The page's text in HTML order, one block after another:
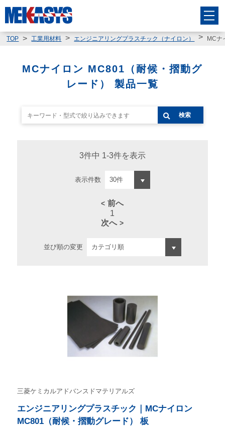
TOP 工業用材料 エンジニアリングプラスチック（ナイロン） MCナ
MCナイロン MC801（耐候・摺動グ
レード） 製品一覧
検索
3件中 1-3件を表示
表示件数
前へ
1
次へ
並び順の変更
三菱ケミカルアドバンスドマテリアルズ
エンジニアリングプラスチック｜MCナイロン
MC801（耐候・摺動グレード） 板